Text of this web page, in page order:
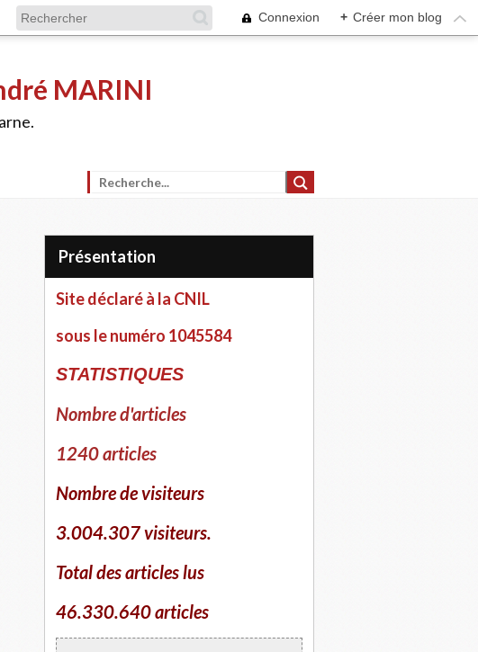
Connexion + Créer mon blog
MARINI
Présentation
Site déclaré à la CNIL
sous le numéro 1045584
STATISTIQUES
Nombre d'articles
1240 articles
Nombre de visiteurs
3.004.307 visiteurs.
Total des articles lus
46.330.640 articles